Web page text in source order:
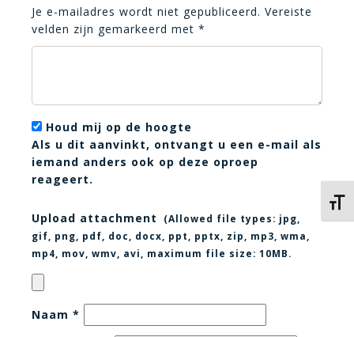
Je e-mailadres wordt niet gepubliceerd. Vereiste
velden zijn gemarkeerd met *
Houd mij op de hoogte
Als u dit aanvinkt, ontvangt u een e-mail als
iemand anders ook op deze oproep
reageert.
Upload attachment (Allowed file types: jpg,
gif, png, pdf, doc, docx, ppt, pptx, zip, mp3, wma,
mp4, mov, wmv, avi
, maximum file size: 10MB.
Naam *